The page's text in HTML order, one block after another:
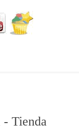
- Tienda